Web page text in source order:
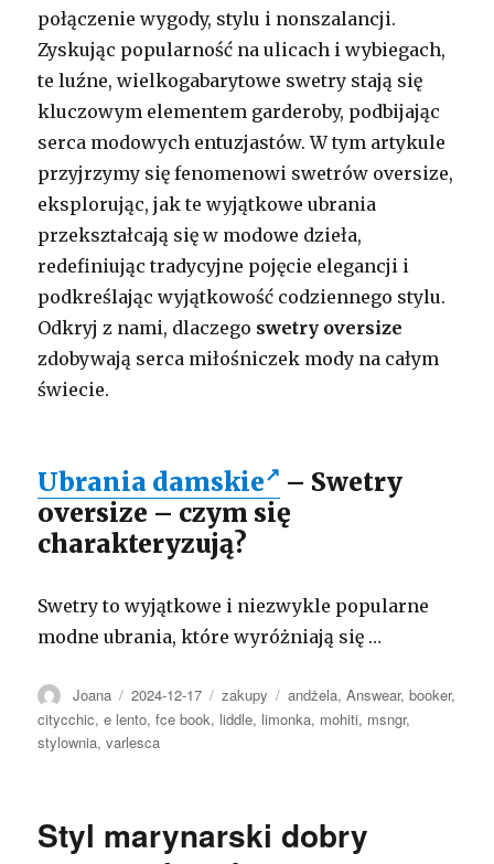
połączenie wygody, stylu i nonszalancji.
Zyskując popularność na ulicach i wybiegach,
te luźne, wielkogabarytowe swetry stają się
kluczowym elementem garderoby, podbijając
serca modowych entuzjastów. W tym artykule
przyjrzymy się fenomenowi swetrów oversize,
eksplorując, jak te wyjątkowe ubrania
przekształcają się w modowe dzieła,
redefiniując tradycyjne pojęcie elegancji i
podkreślając wyjątkowość codziennego stylu.
Odkryj z nami, dlaczego swetry oversize
zdobywają serca miłośniczek mody na całym
świecie.
Ubrania damskie
– Swetry
oversize – czym się
charakteryzują?
Swetry to wyjątkowe i niezwykle popularne
modne ubrania, które wyróżniają się …
Autor
Joana Opublikowano
2024-12-17 Kategorie
zakupy Tagi
andżela,Answear,booker,
citycchic,e lento,fce book, liddle, limonka, mohiti, msngr,
stylownia,varlesca
Styl marynarski dobry